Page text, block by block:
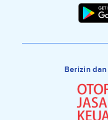
Berizin